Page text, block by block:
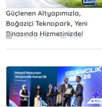
Güçlenen Altyapımızla,
Boğaziçi Teknopark, Yeni
Binasında Hizmetinizde!
04-06-2025 2310